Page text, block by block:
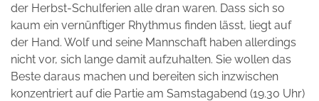
der Herbst-Schulferien alle dran waren. Dass sich so
kaum ein vernünftiger Rhythmus finden lässt, liegt auf
der Hand. Wolf und seine Mannschaft haben allerdings
nicht vor, sich lange damit aufzuhalten. Sie wollen das
Beste daraus machen und bereiten sich inzwischen
konzentriert auf die Partie am Samstagabend (19.30 Uhr)